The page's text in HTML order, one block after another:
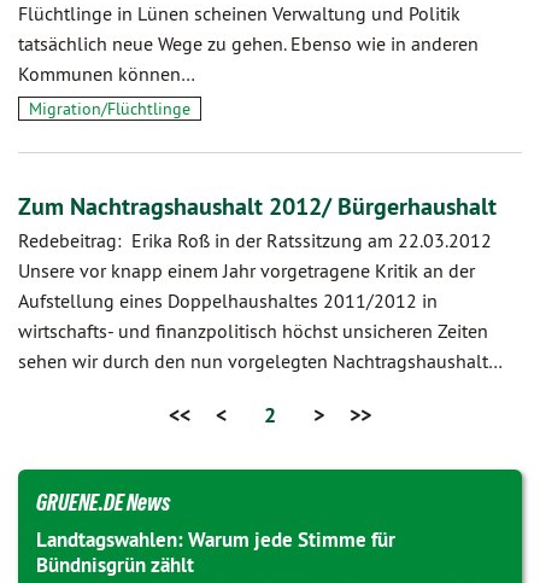
Flüchtlinge in Lünen scheinen Verwaltung und Politik
tatsächlich neue Wege zu gehen. Ebenso wie in anderen
Kommunen können…
Migration/Flüchtlinge
Zum Nachtragshaushalt 2012/ Bürgerhaushalt
Redebeitrag: Erika Roß in der Ratssitzung am 22.03.2012
Unsere vor knapp einem Jahr vorgetragene Kritik an der
Aufstellung eines Doppelhaushaltes 2011/2012 in
wirtschafts- und finanzpolitisch höchst unsicheren Zeiten
sehen wir durch den nun vorgelegten Nachtragshaushalt…
<< < 2 > >>
GRUENE.DE News
Landtagswahlen: Warum jede Stimme für
Bündnisgrün zählt